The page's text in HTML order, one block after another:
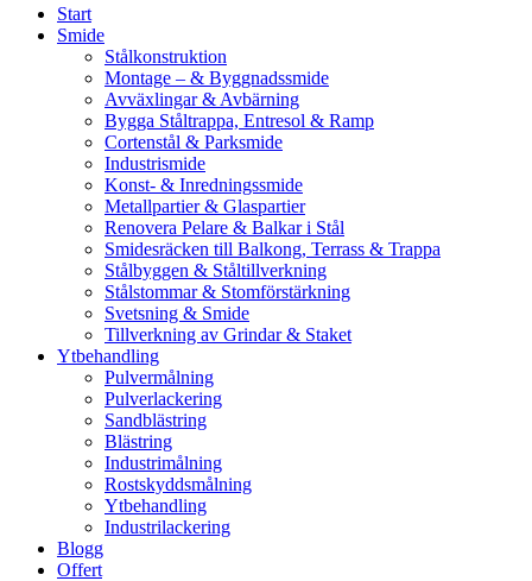
Start
Smide
Stålkonstruktion
Montage – & Byggnadssmide
Avväxlingar & Avbärning
Bygga Ståltrappa, Entresol & Ramp
Cortenstål & Parksmide
Industrismide
Konst- & Inredningssmide
Metallpartier & Glaspartier
Renovera Pelare & Balkar i Stål
Smidesräcken till Balkong, Terrass & Trappa
Stålbyggen & Ståltillverkning
Stålstommar & Stomförstärkning
Svetsning & Smide
Tillverkning av Grindar & Staket
Ytbehandling
Pulvermålning
Pulverlackering
Sandblästring
Blästring
Industrimålning
Rostskyddsmålning
Ytbehandling
Industrilackering
Blogg
Offert